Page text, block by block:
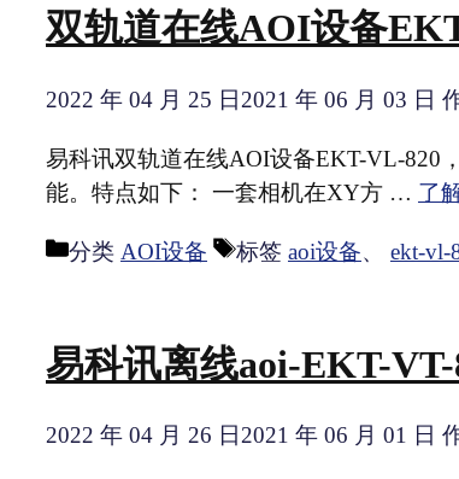
双轨道在线AOI设备
2022 年 04 月 25 日2021 年 06 月 03 日
易科讯双轨道在线AOI设备EKT-VL-820
能。特点如下： 一套相机在XY方 … 了
分类 AOI设备 标签 aoi设备、 ekt-vl-
易科讯离线aoi-EKT-VT-
2022 年 04 月 26 日 2021 年 06 月 01 日